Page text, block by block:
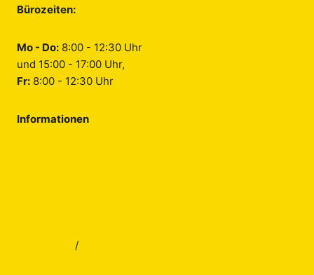
Bürozeiten:
Mo - Do: 8:00 - 12:30 Uhr
und 15:00 - 17:00 Uhr,
Fr: 8:00 - 12:30 Uhr
Informationen
/